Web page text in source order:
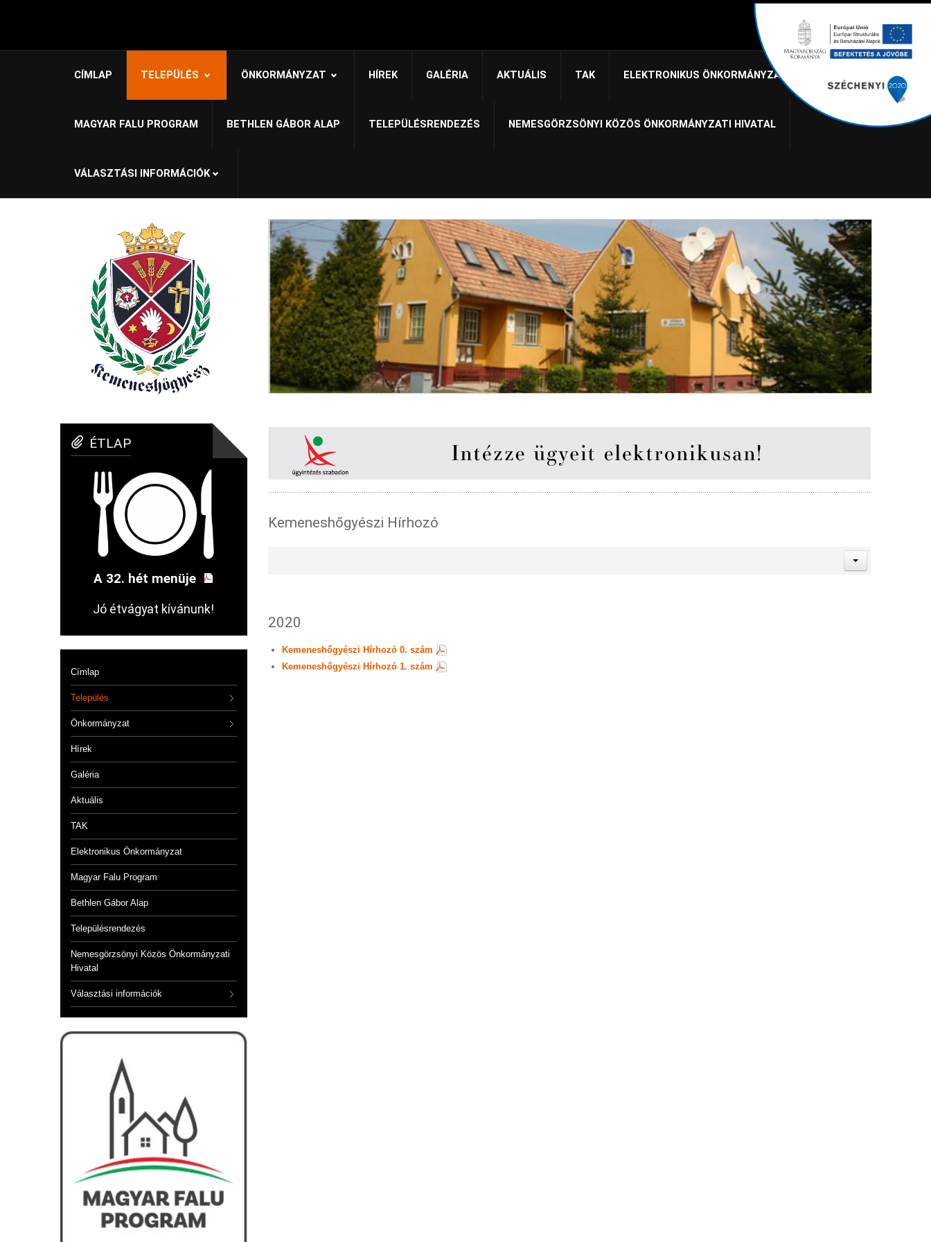
CÍMLAP TELEPÜLÉS ÖNKORMÁNYZAT HÍREK GALÉRIA AKTUÁLIS TAK ELEKTRONIKUS ÖNKORMÁNYZAT
MAGYAR FALU PROGRAM BETHLEN GÁBOR ALAP TELEPÜLÉSRENDEZÉS NEMESGÖRZSÖNYI KÖZÖS ÖNKORMÁNYZATI HIVATAL
VÁLASZTÁSI INFORMÁCIÓK
Kemeneshőgyészi Hírhozó
2020
Kemeneshőgyészi Hírhozó 0. szám
Kemeneshőgyészi Hírhozó 1. szám
ÉTLAP
A 32. hét menüje
Jó étvágyat kívánunk!
Címlap
Település
Önkormányzat
Hírek
Galéria
Aktuális
TAK
Elektronikus Önkormányzat
Magyar Falu Program
Bethlen Gábor Alap
Településrendezés
Nemesgörzsönyi Közös Önkormányzati
Hivatal
Választási információk